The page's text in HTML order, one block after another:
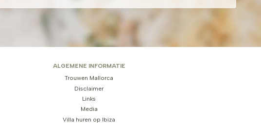
ALGEMENE INFORMATIE
Trouwen Mallorca
Disclaimer
Links
Media
Villa huren op Ibiza